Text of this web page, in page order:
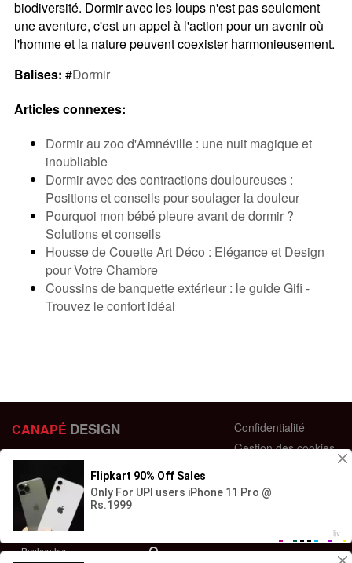
biodiversité. Dormir avec les loups n'est pas seulement
une aventure, c'est un appel à l'action pour un avenir où
l'homme et la nature peuvent coexister harmonieusement.
Balises: #Dormir
Articles connexes:
Dormir au zoo d'Amnéville : une nuit magique et
inoubliable
Dormir avec des contractions douloureuses :
Positions et conseils pour soulager la douleur
Pourquoi mon bébé pleure avant de dormir ?
Solutions et conseils
Housse de Couette Art Déco : Elégance et Design
pour Votre Chambre
Coussins de banquette extérieur : le guide Gifi -
Trouvez le confort idéal
CANAPÉ DESIGN
44 bis Rue des Bardines
63370 Lempdes, France
+33 658358352
Confidentialité
Gestion des cookies
Retour et échange
Contactez-nous